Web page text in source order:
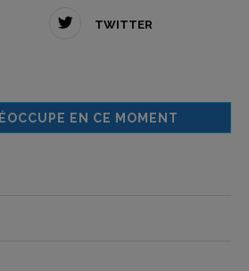
TWITTER
EN CE MOMENT